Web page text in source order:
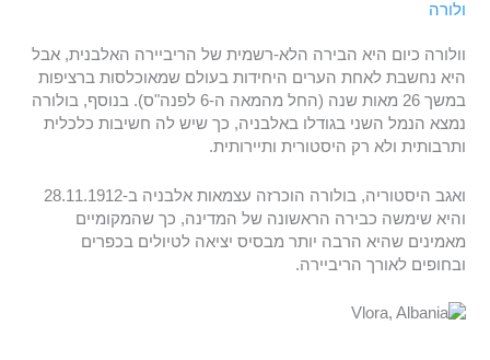
ולורה
וולורה כיום היא הבירה הלא-רשמית של הריביירה האלבנית, אבל
היא נחשבת לאחת הערים היחידות בעולם שמאוכלסות ברציפות
במשך 26 מאות שנה (החל מהמאה ה-6 לפנה"ס). בנוסף, בולורה
נמצא הנמל השני בגודלו באלבניה, כך שיש לה חשיבות כלכלית
ותרבותית ולא רק היסטורית ותיירותית.
ואגב היסטוריה, בולורה הוכרזה עצמאות אלבניה ב-28.11.1912
והיא שימשה כבירה הראשונה של המדינה, כך שהמקומיים
מאמינים שהיא הרבה יותר מבסיס יציאה לטיולים בכפרים
ובחופים לאורך הריביירה.